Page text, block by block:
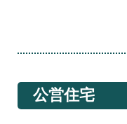
公営住宅